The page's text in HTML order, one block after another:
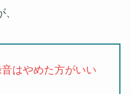
はやめた方がいい